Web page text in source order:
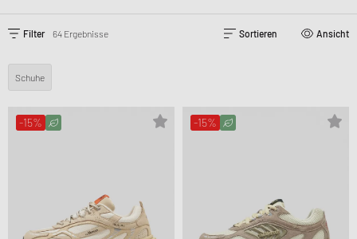
EINEN ACCOUNT ERSTELLEN
Filter 64 Ergebnisse Sortieren Ansicht
Schuhe
-15% -15%